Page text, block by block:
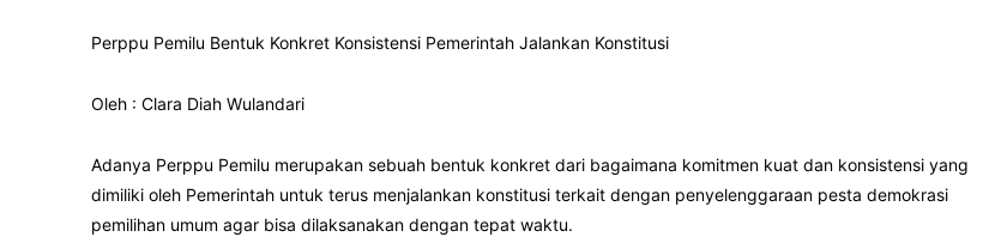
Perppu Pemilu Bentuk Konkret Konsistensi Pemerintah Jalankan Konstitusi
Oleh : Clara Diah Wulandari
Adanya Perppu Pemilu merupakan sebuah bentuk konkret dari bagaimana komitmen kuat dan konsistensi yang
dimiliki oleh Pemerintah untuk terus menjalankan konstitusi terkait dengan penyelenggaraan pesta demokrasi
pemilihan umum agar bisa dilaksanakan dengan tepat waktu.